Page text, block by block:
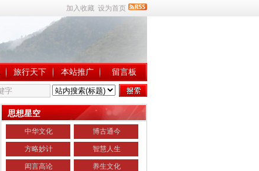
加入收藏 设为首页
旅行天下 本站推广 留言板
思想星空
中华文化 博古通今
方略妙计 智慧人生
闳言高论 养生文化